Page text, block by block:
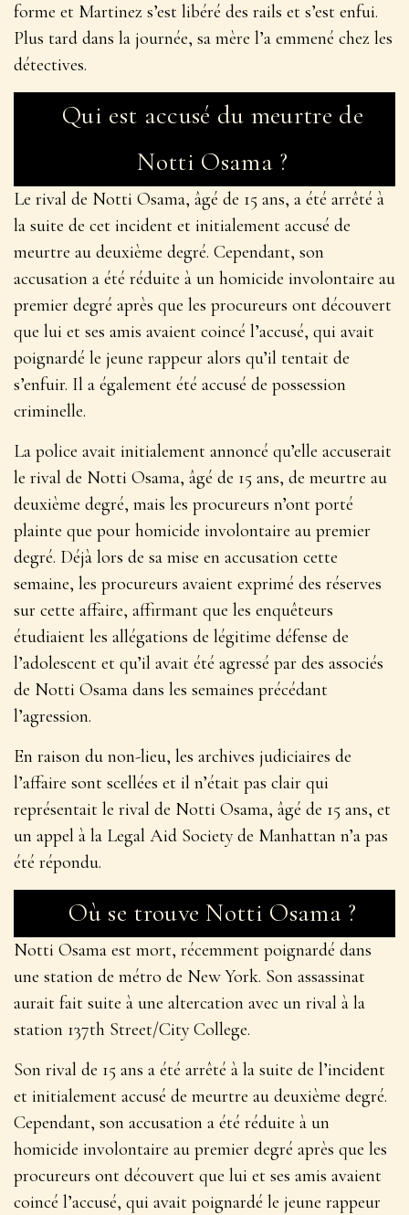
forme et Martinez s’est libéré des rails et s’est enfui.
Plus tard dans la journée, sa mère l’a emmené chez les
détectives.
Qui est accusé du meurtre de
Notti Osama ?
Le rival de Notti Osama, âgé de 15 ans, a été arrêté à
la suite de cet incident et initialement accusé de
meurtre au deuxième degré. Cependant, son
accusation a été réduite à un homicide involontaire au
premier degré après que les procureurs ont découvert
que lui et ses amis avaient coincé l’accusé, qui avait
poignardé le jeune rappeur alors qu’il tentait de
s’enfuir. Il a également été accusé de possession
criminelle.
La police avait initialement annoncé qu’elle accuserait
le rival de Notti Osama, âgé de 15 ans, de meurtre au
deuxième degré, mais les procureurs n’ont porté
plainte que pour homicide involontaire au premier
degré. Déjà lors de sa mise en accusation cette
semaine, les procureurs avaient exprimé des réserves
sur cette affaire, affirmant que les enquêteurs
étudiaient les allégations de légitime défense de
l’adolescent et qu’il avait été agressé par des associés
de Notti Osama dans les semaines précédant
l’agression.
En raison du non-lieu, les archives judiciaires de
l’affaire sont scellées et il n’était pas clair qui
représentait le rival de Notti Osama, âgé de 15 ans, et
un appel à la Legal Aid Society de Manhattan n’a pas
été répondu.
Où se trouve Notti Osama ?
Notti Osama est mort, récemment poignardé dans
une station de métro de New York. Son assassinat
aurait fait suite à une altercation avec un rival à la
station 137th Street/City College.
Son rival de 15 ans a été arrêté à la suite de l’incident
et initialement accusé de meurtre au deuxième degré.
Cependant, son accusation a été réduite à un
homicide involontaire au premier degré après que les
procureurs ont découvert que lui et ses amis avaient
coincé l’accusé, qui avait poignardé le jeune rappeur